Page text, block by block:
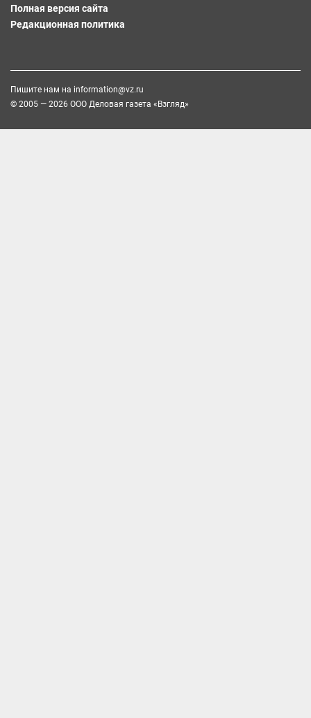
Полная версия сайта
Редакционная политика
Пишите нам на information@vz.ru
© 2005 — 2026 ООО Деловая газета «Взгляд»